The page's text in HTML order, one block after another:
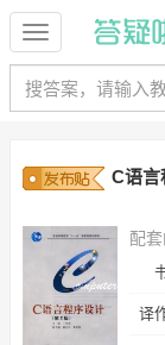
C语言
配
译